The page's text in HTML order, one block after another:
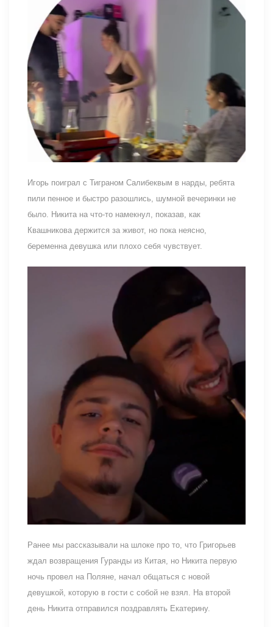
Игорь поиграл с Тиграном Салибеквым в нарды, ребята
пили пенное и быстро разошлись, шумной вечеринки не
было. Никита на что-то намекнул, показав, как
Квашникова держится за живот, но пока неясно,
беременна девушка или плохо себя чувствует.
Ранее мы рассказывали на шлоке про то, что Григорьев
ждал возвращения Гуранды из Китая, но Никита первую
ночь провел на Поляне, начал общаться с новой
девушкой, которую в гости с собой не взял. На второй
день Никита отправился поздравлять Екатерину.